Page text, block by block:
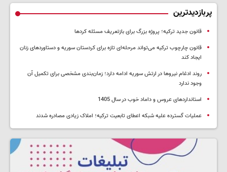
پربازدیدترین
قانون جدید ترکیه؛ پروژه بزرگ‌ برای بازتعریف مسئله کردها
قانون چارچوب ترکیه می‌تواند مرحله‌ای تازه برای کردستان سوریه و دستاوردهای زنان
ایجاد کند
روند ادغام نیروها در ارتش سوریه ادامه دارد؛ زمان‌بندی مشخصی برای تکمیل آن
وجود ندارد
استانداردهای عروس و داماد خوب در سال 1405
عملیات گسترده علیه شبکه اعطای تابعیت ترکیه؛ املاک زیادی مصادره شدند